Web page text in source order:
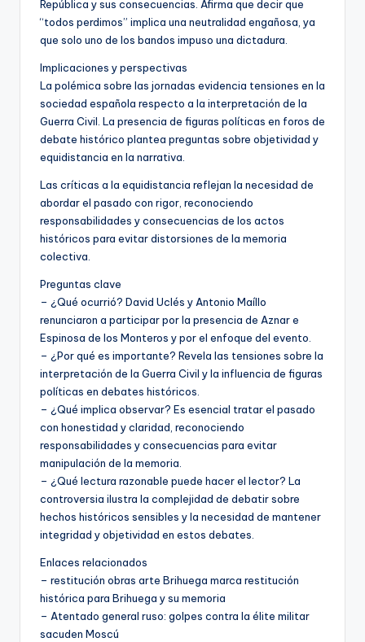
República y sus consecuencias. Afirma que decir que
“todos perdimos” implica una neutralidad engañosa, ya
que solo uno de los bandos impuso una dictadura.
Implicaciones y perspectivas
La polémica sobre las jornadas evidencia tensiones en la
sociedad española respecto a la interpretación de la
Guerra Civil. La presencia de figuras políticas en foros de
debate histórico plantea preguntas sobre objetividad y
equidistancia en la narrativa.
Las críticas a la equidistancia reflejan la necesidad de
abordar el pasado con rigor, reconociendo
responsabilidades y consecuencias de los actos
históricos para evitar distorsiones de la memoria
colectiva.
Preguntas clave
– ¿Qué ocurrió? David Uclés y Antonio Maíllo
renunciaron a participar por la presencia de Aznar e
Espinosa de los Monteros y por el enfoque del evento.
– ¿Por qué es importante? Revela las tensiones sobre la
interpretación de la Guerra Civil y la influencia de figuras
políticas en debates históricos.
– ¿Qué implica observar? Es esencial tratar el pasado
con honestidad y claridad, reconociendo
responsabilidades y consecuencias para evitar
manipulación de la memoria.
– ¿Qué lectura razonable puede hacer el lector? La
controversia ilustra la complejidad de debatir sobre
hechos históricos sensibles y la necesidad de mantener
integridad y objetividad en estos debates.
Enlaces relacionados
– restitución obras arte Brihuega marca restitución
histórica para Brihuega y su memoria
– Atentado general ruso: golpes contra la élite militar
sacuden Moscú